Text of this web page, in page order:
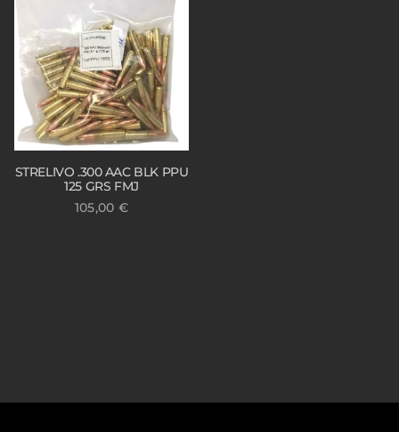
105,00 €
STRELIVO .300 AAC BLK PPU
125 GRS FMJ